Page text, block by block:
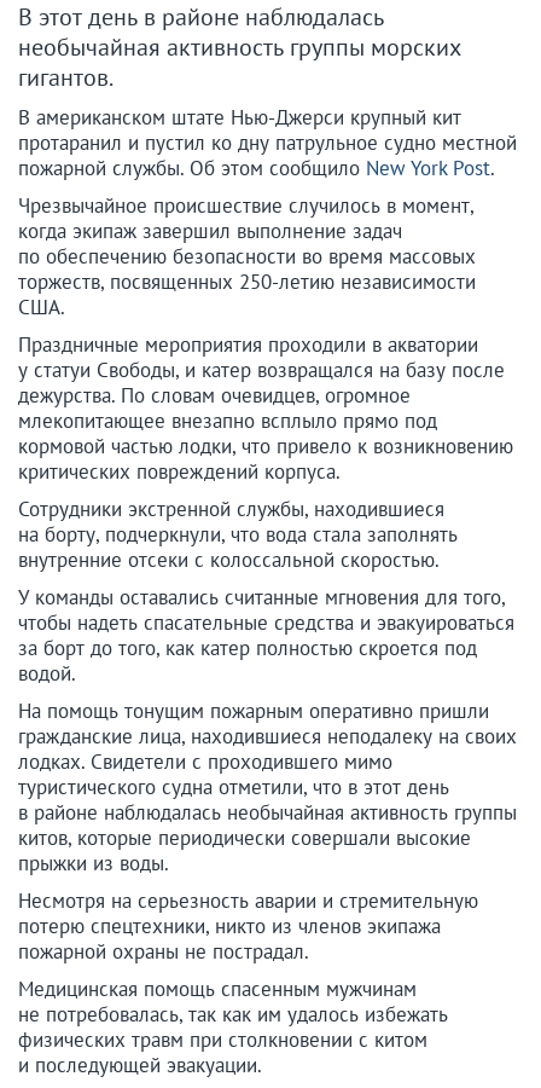
В этот день в районе наблюдалась
необычайная активность группы морских
гигантов.
В американском штате Нью-Джерси крупный кит
протаранил и пустил ко дну патрульное судно местной
пожарной службы. Об этом сообщило New York Post.
Чрезвычайное происшествие случилось в момент,
когда экипаж завершил выполнение задач
по обеспечению безопасности во время массовых
торжеств, посвященных 250-летию независимости
США.
Праздничные мероприятия проходили в акватории
у статуи Свободы, и катер возвращался на базу после
дежурства. По словам очевидцев, огромное
млекопитающее внезапно всплыло прямо под
кормовой частью лодки, что привело к возникновению
критических повреждений корпуса.
Сотрудники экстренной службы, находившиеся
на борту, подчеркнули, что вода стала заполнять
внутренние отсеки с колоссальной скоростью.
У команды оставались считанные мгновения для того,
чтобы надеть спасательные средства и эвакуироваться
за борт до того, как катер полностью скроется под
водой.
На помощь тонущим пожарным оперативно пришли
гражданские лица, находившиеся неподалеку на своих
лодках. Свидетели с проходившего мимо
туристического судна отметили, что в этот день
в районе наблюдалась необычайная активность группы
китов, которые периодически совершали высокие
прыжки из воды.
Несмотря на серьезность аварии и стремительную
потерю спецтехники, никто из членов экипажа
пожарной охраны не пострадал.
Медицинская помощь спасенным мужчинам
не потребовалась, так как им удалось избежать
физических травм при столкновении с китом
и последующей эвакуации.